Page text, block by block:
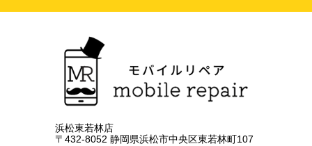
浜松東若林店
〒432-8052 静岡県浜松市中央区東若林町107